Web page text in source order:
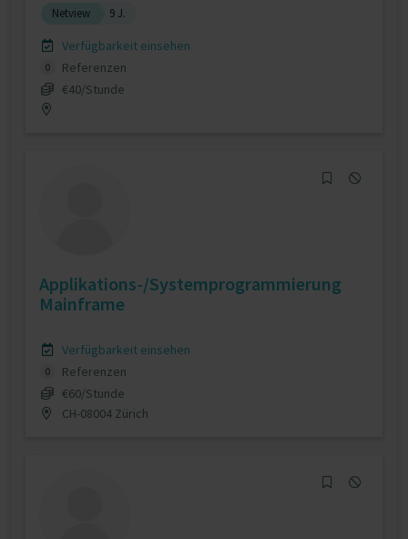
Netview
9 J.
Verfügbarkeit einsehen
0
Referenzen
€40/Stunde
Applikations-/Systemprogrammierung
Mainframe
Verfügbarkeit einsehen
0
Referenzen
€60/Stunde
CH-08004 Zürich